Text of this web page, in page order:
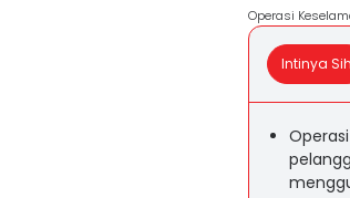
Operasi
Intinya Sih